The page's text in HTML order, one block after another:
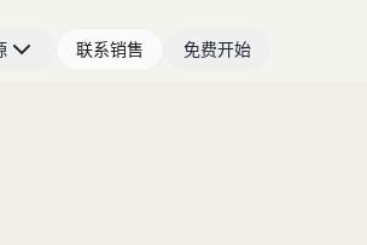
联系销售 免费开始